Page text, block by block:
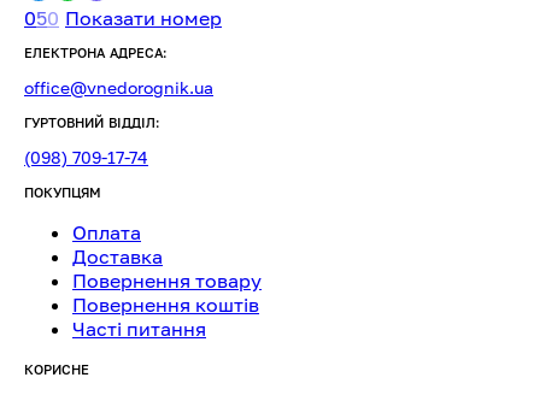
050 Показати номер
ЕЛЕКТРОНА АДРЕСА:
office@vnedorognik.ua
ГУРТОВНИЙ ВІДДІЛ:
(098) 709-17-74
ПОКУПЦЯМ
Оплата
Доставка
Повернення товару
Повернення коштів
Часті питання
КОРИСНЕ